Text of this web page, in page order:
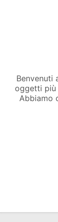
Benvenuti
oggetti più
Abbiamo